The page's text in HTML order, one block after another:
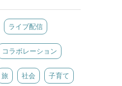
ライブ配信
コラボレーション
旅 社会 子育て